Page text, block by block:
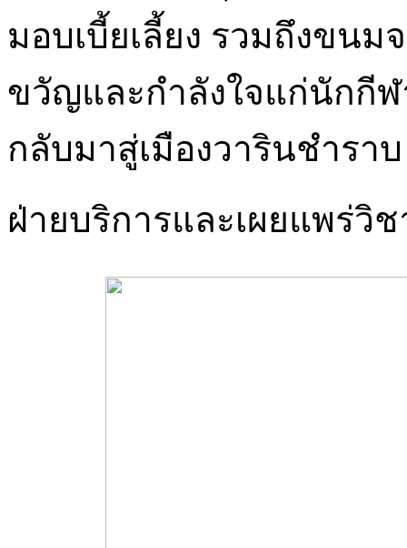
มอบเบี้ยเลี้ยง รวมถึงขนม
ขวัญและกำลังใจแก่นักกี
กลับมาสู่เมืองวารินชำราบ
ฝ่ายบริการและเผยแพร่วิ